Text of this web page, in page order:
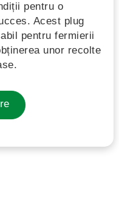
pentru o
Acest plug
pentru fermierii
unor recolte